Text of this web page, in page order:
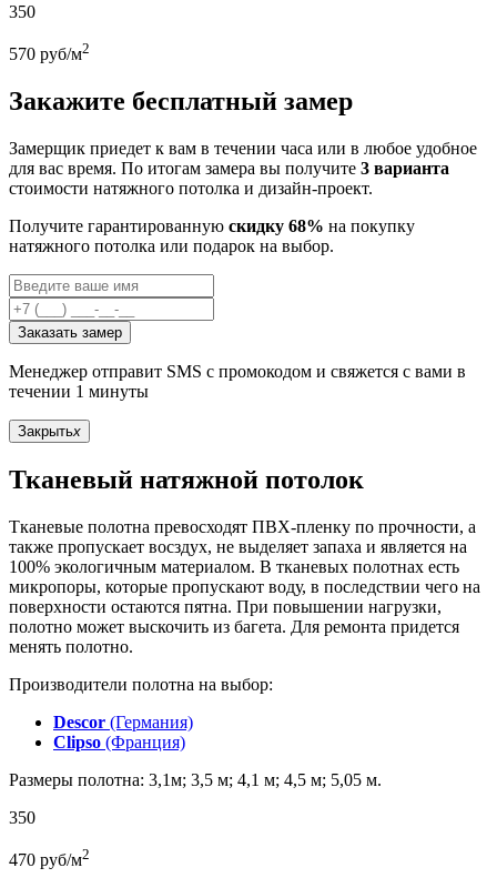
350
570 руб/м2
Закажите бесплатный замер
Замерщик приедет к вам в течении часа или в любое удобное
для вас время. По итогам замера вы получите 3 варианта
стоимости натяжного потолка и дизайн-проект.
Получите гарантированную скидку 68% на покупку
натяжного потолка или подарок на выбор.
Заказать замер
Менеджер отправит SMS с промокодом и свяжется с вами в
течении 1 минуты
Закрытьx
Тканевый натяжной потолок
Тканевые полотна превосходят ПВХ-пленку по прочности, а
также пропускает восздух, не выделяет запаха и является на
100% экологичным материалом. В тканевых полотнах есть
микропоры, которые пропускают воду, в последствии чего на
поверхности остаются пятна. При повышении нагрузки,
полотно может выскочить из багета. Для ремонта придется
менять полотно.
Производители полотна на выбор:
Descor (Германия)
Clipso (Франция)
Размеры полотна: 3,1м; 3,5 м; 4,1 м; 4,5 м; 5,05 м.
350
470 руб/м2